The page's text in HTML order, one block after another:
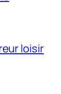
loisir